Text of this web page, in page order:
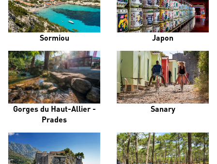
Sormiou Japon
Gorges du Haut-Allier -
Prades
Sanary